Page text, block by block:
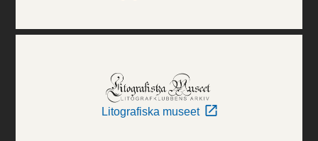
Litografiska museet